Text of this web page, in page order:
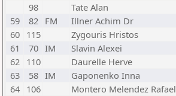
98
Tate Alan
59
82 FM Illner Achim Dr
60 115 Zygouris Hristos
61
70 IM Slavin Alexei
62 110 Daurelle Herve
63
58 IM Gaponenko Inna
64 106 Montero Melendez Rafael